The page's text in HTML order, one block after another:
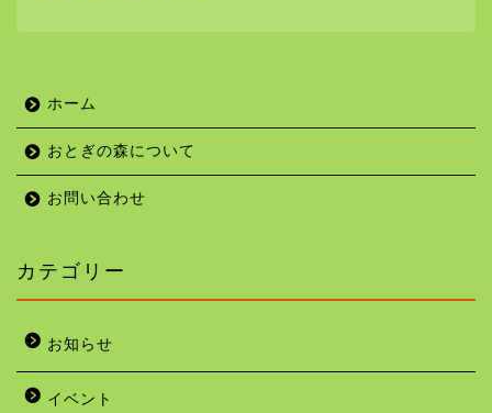
ホーム
おとぎの森について
お問い合わせ
カテゴリー
お知らせ
イベント